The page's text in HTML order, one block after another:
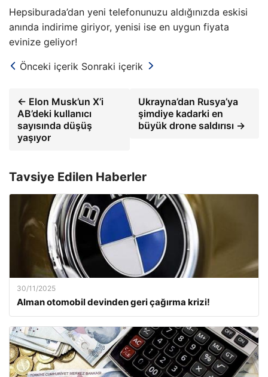
Hepsiburada’dan yeni telefonunuzu aldığınızda eskisi
anında indirime giriyor, yenisi ise en uygun fiyata
evinize geliyor!
Önceki içerik Sonraki içerik
← Elon Musk’un X’i
AB’deki kullanıcı
sayısında düşüş
yaşıyor
Ukrayna’dan Rusya’ya
şimdiye kadarki en
büyük drone saldırısı →
Tavsiye Edilen Haberler
30/11/2025
Alman otomobil devinden geri çağırma krizi!